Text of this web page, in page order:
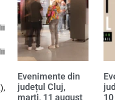
Evenimente din
județul Cluj,
marți, 11 august